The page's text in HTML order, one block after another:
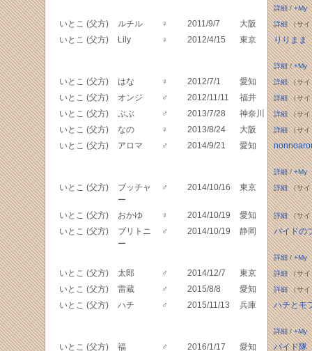
詳細/+My
いとこ (父方) ルチル ♀ 2011/9/7 大阪 詳細（サイ
いとこ (父方) Lily ♀ 2012/4/15 東京 りりまま
詳細/+My
いとこ (父方) はな ♀ 2012/7/1 愛知 詳細（サイ
いとこ (父方) オンジ ♂ 2012/11/11 福井 詳細（サイ
いとこ (父方) ぶぶ ♂ 2013/7/28 神奈川 詳細（サイ
いとこ (父方) なの ♀ 2013/8/24 大阪 詳細（サイ
いとこ (父方) アロマ ♂ 2014/9/21 愛知
詳細/+My
いとこ (父方)
ブッチャ
ー
♂ 2014/10/16 東京 詳細（サイ
いとこ (父方) おかゆ ♀ 2014/10/19 愛知 詳細（サイ
いとこ (父方)
ブリトニ
ー
♂ 2014/10/19 静岡 パイドの
詳細/+My
いとこ (父方) 太郎 ♂ 2014/12/7 東京 詳細（サイ
いとこ (父方) 雷蔵 ♂ 2015/8/8 愛知 詳細（サイ
いとこ (父方) ハチ ♂ 2015/11/13 兵庫 ハチとモ
詳細/+My
いとこ (父方) 福 ♂ 2016/1/17 愛知 パイド隊